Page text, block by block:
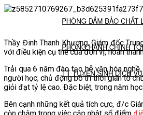
PHÒNG ĐẢM BẢO CHẤT
PHÒNG HÀNH CHÍNH
TT TUYỂN SINH DỊCH
NGHIÊN CỨU KHOA HỌC
Thầy Đinh Thanh Khương, Giám đốc
với điều kiện cụ thể của đơn vị, hoàn
Trải qua 6 năm đào tạo hệ văn hóa nghề,
người học; chủ động bố trí thời gian tổ
giỏi đạt tỷ lệ cao. Đặc biệt, trong năm
Bên cạnh những kết quả tích cực, đ/c